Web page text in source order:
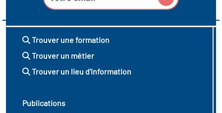
Trouver une formation
Trouver un métier
Trouver un lieu d'information
Publications